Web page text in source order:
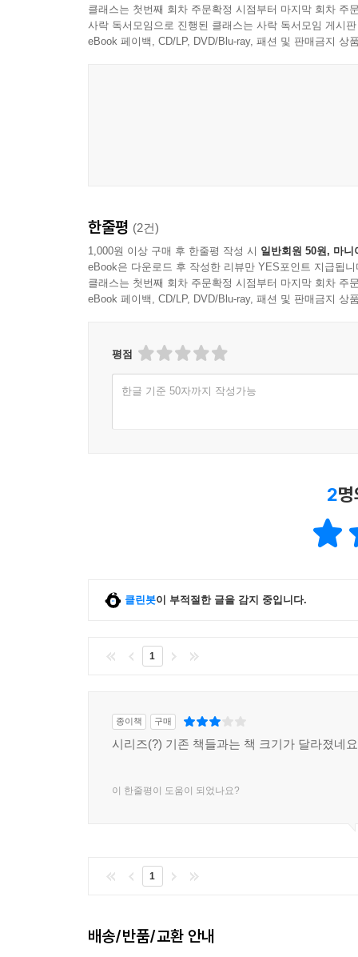
클래스는 첫번째 회차 주문확정 시점부터 마지막 회차 주
사락 독서모임으로 진행된 클래스는 사락 독서모임 게시
eBook 페이백, CD/LP, DVD/Blu-ray, 패션 및 판매금지 상
한줄평 (2건)
1,000원 이상 구매 후 한줄평 작성 시 일반회원 50원, 마니
eBook은 다운로드 후 작성한 리뷰만 YES포인트 지급됩니
클래스는 첫번째 회차 주문확정 시점부터 마지막 회차 주
eBook 페이백, CD/LP, DVD/Blu-ray, 패션 및 판매금지 상
평점
한글 기준 50자까지 작성가능
2
클린봇이 부적절한 글을 감지 중입니다.
1
종이책 구매
시리즈(?) 기존 책들과는 책 크기가 달라졌네
이 한줄평이 도움이 되었나요?
1
배송/반품/교환 안내